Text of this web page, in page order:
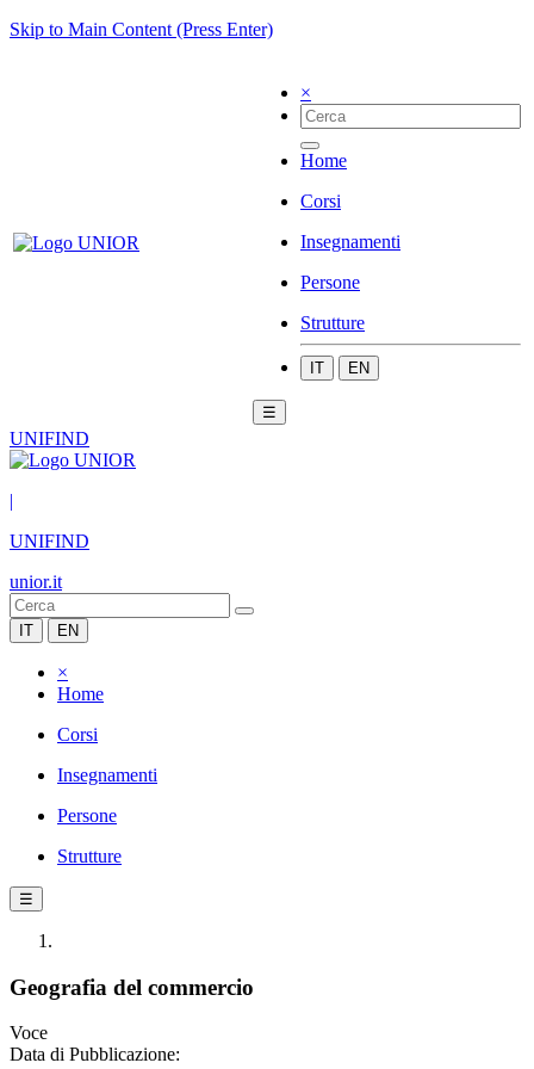
Skip to Main Content (Press Enter)
×
Home
Corsi
Insegnamenti
Persone
Strutture
IT EN
☰
UNIFIND
|
UNIFIND
unior.it
IT EN
×
Home
Corsi
Insegnamenti
Persone
Strutture
☰
Geografia del commercio
Voce
Data di Pubblicazione: